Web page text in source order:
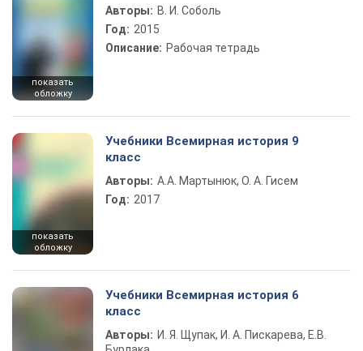
показать
обложку
Авторы: В. И. Соболь
Год: 2015
Описание: Рабочая тетрадь
показать
обложку
Учебники Всемирная история 9
класс
Авторы: А.А. Мартынюк, О. А. Гисем
Год: 2017
Учебники Всемирная история 6
класс
Авторы: И. Я. Щупак, И. А. Пискарева, Е.В.